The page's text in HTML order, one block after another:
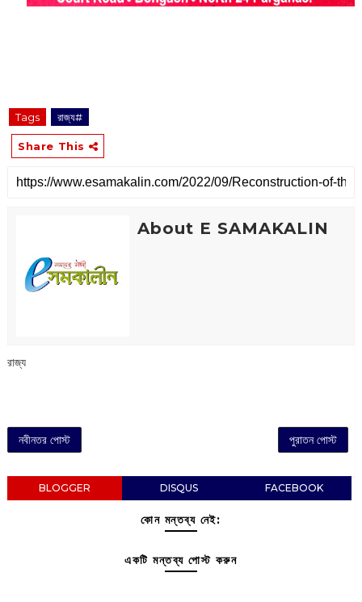
Tags রাজ্য#
Share This
About E SAMAKALIN
রাজ্য
নবীনতর পোস্ট পুরাতন পোস্ট
BLOGGER DISQUS FACEBOOK
কোন মন্তব্য নেই:
একটি মন্তব্য পোস্ট করুন